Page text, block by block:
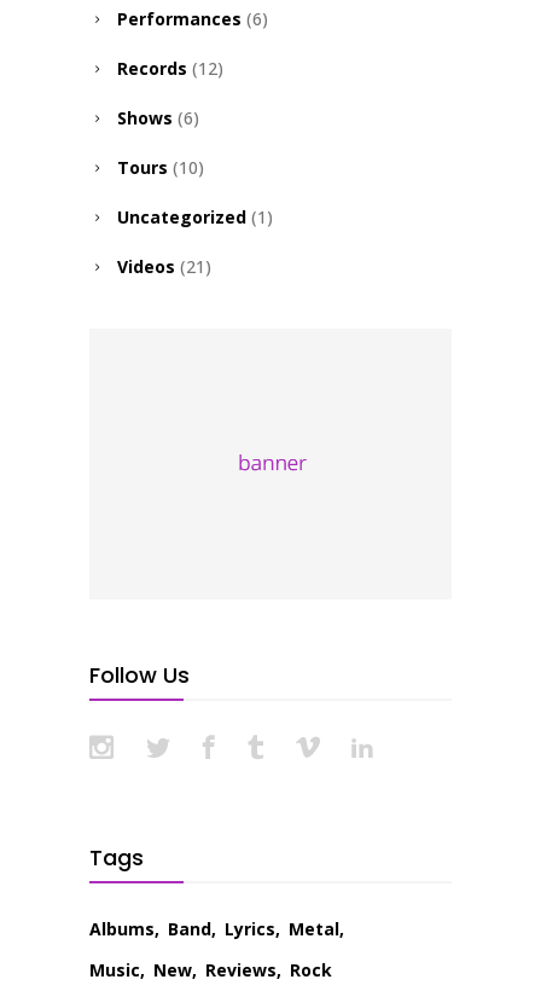
Performances (6)
Records (12)
Shows (6)
Tours (10)
Uncategorized (1)
Videos (21)
Follow Us
Tags
Albums Band Lyrics
Metal
Music
New Reviews Rock